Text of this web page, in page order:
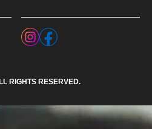
RIGHTS RESERVED.